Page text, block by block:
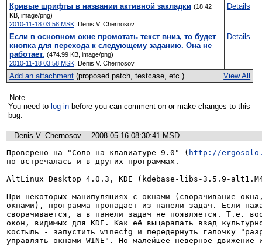
Кривые шрифты в названии активной закладки (18.42
KB, image/png)
2010-11-18 03:58 MSK, Denis V. Chernosov
Details
Если в основном окне промотать текст вниз, то будет
кнопка для перехода к следующему заданию. Она не
работает. (474.99 KB, image/png)
2010-11-18 03:58 MSK, Denis V. Chernosov
Details
View All
Add an attachment(proposed patch, testcase, etc.)
Note
You need to log in
bug.
Denis V. Chernosov
2008-05-16 08:30:41 MSD
Проверено на "Соло на клавиатуре 9.0" ( http://
но встречалась и в других программах.
AltLinux Desktop 4.0.3, KDE (kdebase-libs-3.5.9-
При некоторых манипуляциях с окнами (сворачивание
окнами), программа пропадает из панели задач. Если
сворачивается, а в панели задач не появляется. Т.е.
окон, видимых для KDE. Как её выцарапать взад
костыль - запустить winecfg и передернуть галочку
управлять окнами WINE". Но малейшее неверное